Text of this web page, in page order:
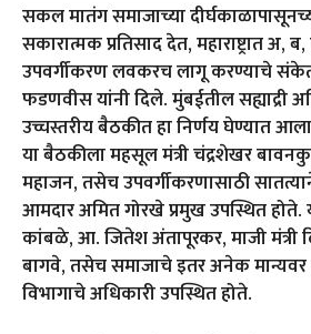
सकल मातंग समाजाच्या
सकारात्मक प्रतिसाद देत, महाराष्ट्रात अ,
उपवर्गीकरण लवकरच लागू करण्याचे संकेत
फडणवीस यांनी दिले. मुंबईतील सह्याद्री
उच्चस्तरीय बैठकीत हा निर्णय घेण्यात
या बैठकीला महसूल मंत्री चंद्रशेखर
महाजन, तसेच उपवर्गीकरणासाठी
आमदार अमित गोरखे प्रमुख उपस्थित
कांबळे, आ. जितेश अंतापूरकर, माजी मंत्री
बागवे, तसेच समाजाचे इतर अनेक
विभागाचे अधिकारी उपस्थित होते.